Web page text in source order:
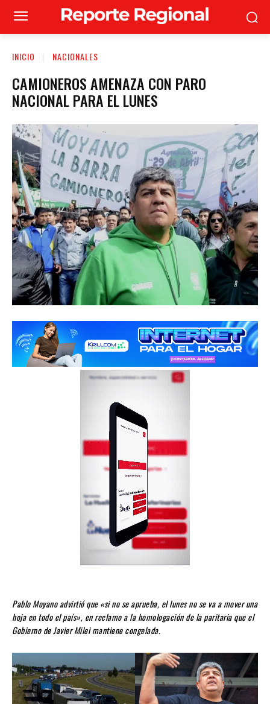
INICIO NACIONALES
CAMIONEROS AMENAZA CON PARO
NACIONAL PARA EL LUNES
Pablo Moyano advirtió que «si no se aprueba, el lunes no se va a mover una
hoja en todo el país», en reclamo a la homologación de la paritaria que el
Gobierno de Javier Milei mantiene congelada.